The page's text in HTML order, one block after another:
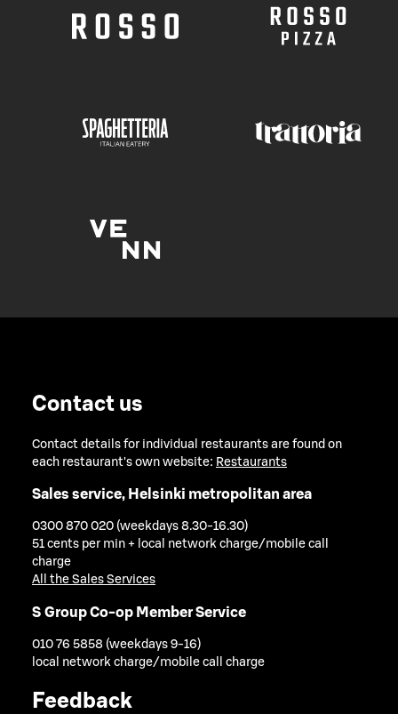
Contact us
Contact details for individual restaurants are found on
each restaurant's own website: Restaurants
Sales service, Helsinki metropolitan area
0300 870 020 (weekdays 8.30-16.30)
51 cents per min + local network charge/mobile call
charge
All the Sales Services
S Group Co-op Member Service
010 76 5858 (weekdays 9-16)
local network charge/mobile call charge
Feedback